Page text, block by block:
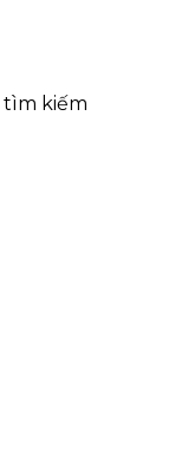
kiếm